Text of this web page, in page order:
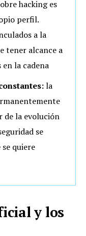
hacking es
perfil.
a la
tener alcance a
la cadena
la
de la evolución
se
quiere
y los